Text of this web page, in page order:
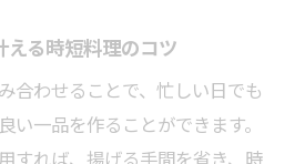
で楽しむヘルシーな食卓
と仕上げるピーマン唐揚げ
ピーマンで時短料理
える時短料理のコツ
合わせることで、忙しい日でも
い一品を作ることができます。